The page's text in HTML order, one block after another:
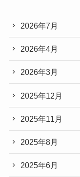
2026年7月
2026年4月
2026年3月
2025年12月
2025年11月
2025年8月
2025年6月